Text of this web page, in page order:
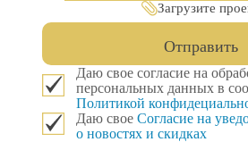
Загрузите
Отправить
Даю свое согласие на
персональных данных в
Политикой
Даю свое Согласие на
о новостях и скидках